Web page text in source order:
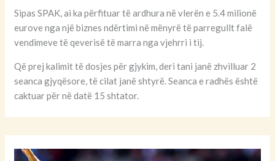
Sipas SPAK, ai ka përfituar të ardhura në vlerën e 5.4 milionë
eurove nga një biznes ndërtimi në mënyrë të parregullt falë
vendimeve të qeverisë të marra nga vjehrri i tij.
Që prej kalimit të dosjes për gjykim, deri tani janë zhvilluar 2
seanca gjyqësore, të cilat janë shtyrë. Seanca e radhës është
caktuar për në datë 15 shtator.